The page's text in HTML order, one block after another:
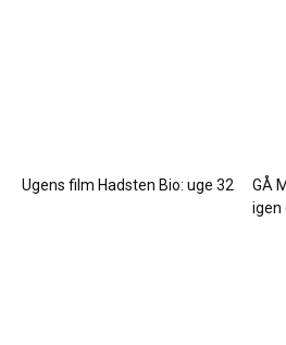
Ugens film Hadsten Bio: uge 32
GÅ
igen